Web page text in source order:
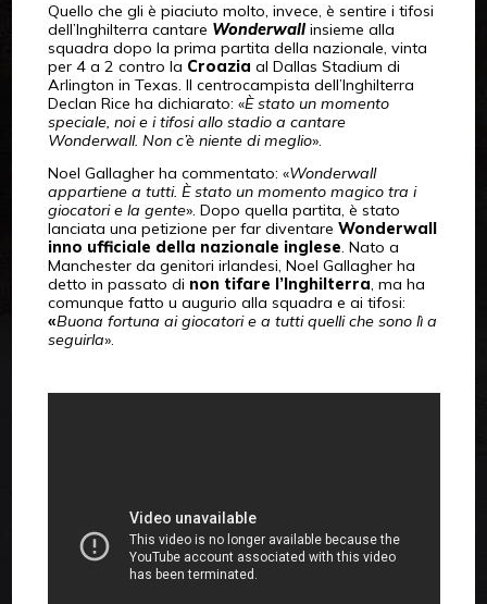
Quello che gli è piaciuto molto, invece, è sentire i tifosi
dell’Inghilterra cantare Wonderwall insieme alla
squadra dopo la prima partita della nazionale, vinta
per 4 a 2 contro la Croazia al Dallas Stadium di
Arlington in Texas. Il centrocampista dell’Inghilterra
Declan Rice ha dichiarato: «È stato un momento
speciale, noi e i tifosi allo stadio a cantare
Wonderwall. Non c’è niente di meglio».
Noel Gallagher ha commentato: «Wonderwall
appartiene a tutti. È stato un momento magico tra i
giocatori e la gente». Dopo quella partita, è stato
lanciata una petizione per far diventare Wonderwall
inno ufficiale della nazionale inglese. Nato a
Manchester da genitori irlandesi, Noel Gallagher ha
detto in passato di non tifare l’Inghilterra, ma ha
comunque fatto u augurio alla squadra e ai tifosi:
«Buona fortuna ai giocatori e a tutti quelli che sono lì a
seguirla».